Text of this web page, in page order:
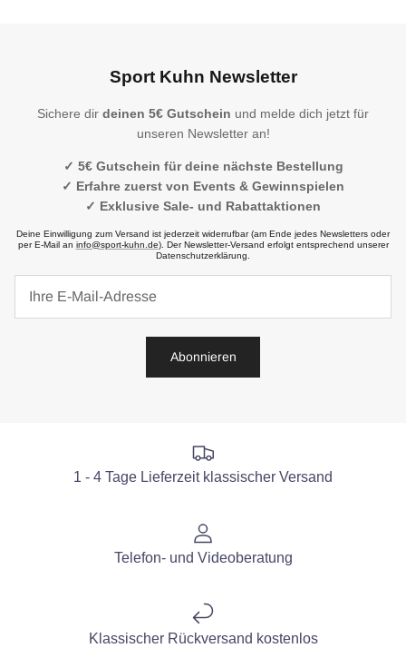
Sport Kuhn Newsletter
Sichere dir deinen 5€ Gutschein und melde dich jetzt für
unseren Newsletter an!
✓ 5€ Gutschein für deine nächste Bestellung
✓ Erfahre zuerst von Events & Gewinnspielen
✓ Exklusive Sale- und Rabattaktionen
Deine Einwilligung zum Versand ist jederzeit widerrufbar (am Ende jedes Newsletters oder
per E-Mail an info@sport-kuhn.de). Der Newsletter-Versand erfolgt entsprechend unserer
Datenschutzerklärung.
Abonnieren
1 - 4 Tage Lieferzeit klassischer Versand
Telefon- und Videoberatung
Klassischer Rückversand kostenlos